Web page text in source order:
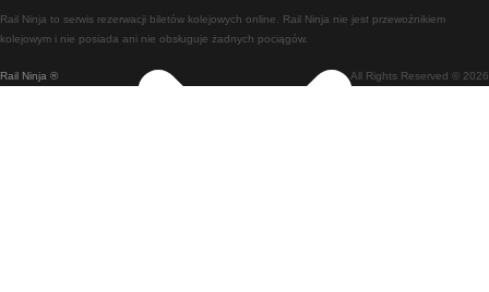
Pociąg Madryt - Lizbona
Pociąg Madryt - Barcelona
Rail Ninja ® All Rights Reserved © 2026
Rail Ninja to serwis rezerwacji biletów kolejowych online. Rail Ninja nie jest przewoźnikiem
kolejowym i nie posiada ani nie obsługuje żadnych pociągów.